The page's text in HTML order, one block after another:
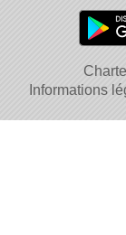
Informations